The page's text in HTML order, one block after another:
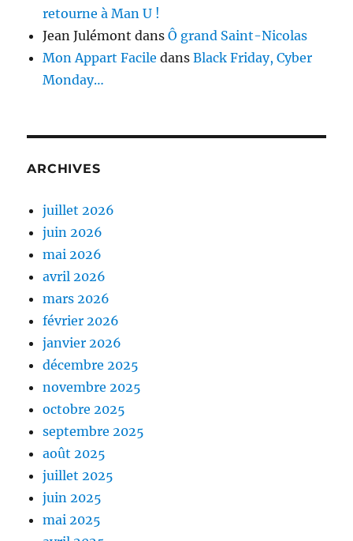
retourne à Man U !
Jean Julémont dansÔ grand Saint-Nicolas
Mon Appart Facile dansBlack Friday, Cyber
Monday…
ARCHIVES
juillet 2026
juin 2026
mai 2026
avril 2026
mars 2026
février 2026
janvier 2026
décembre 2025
novembre 2025
octobre 2025
septembre 2025
août 2025
juillet 2025
juin 2025
mai 2025